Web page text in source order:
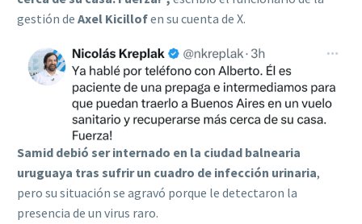
gestión de Axel Kicillofen su cuenta de X.
Samid debió ser internado en la ciudad balnearia
uruguaya tras sufrir un cuadro de infección urinaria,
pero su situación se agravó porque le detectaron la
presencia de un virus raro.